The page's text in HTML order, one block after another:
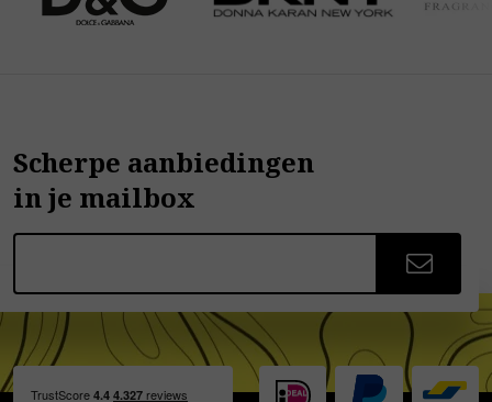
Scherpe aanbiedingen
in je mailbox